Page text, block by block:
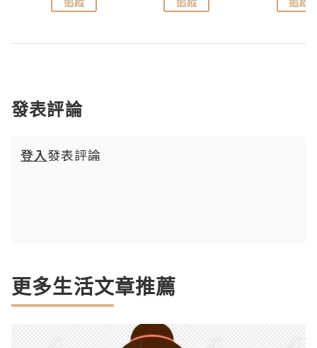
發表評論
登入發表評論
更多生活文章推薦